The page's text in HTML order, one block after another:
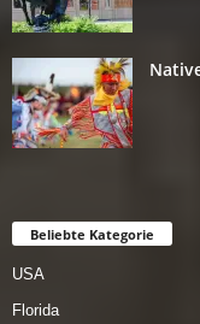
Beliebte Kategorie
USA
Florida